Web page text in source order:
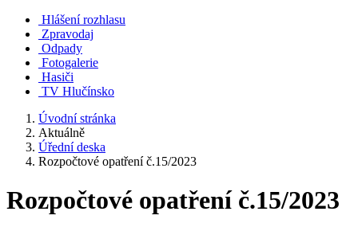
Hlášení rozhlasu
Zpravodaj
Odpady
Fotogalerie
Hasiči
TV Hlučínsko
Úvodní stránka
Aktuálně
Úřední deska
Rozpočtové opatření č.15/2023
Rozpočtové opatření č.15/2023